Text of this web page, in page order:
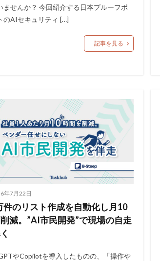
ませんか？ 今回紹介する日本プルーフポ
のAIセキュリティ […]
記事を見る
年7月22日
件のリスト作成を自動化し月10
減。”AI市民開発”で現場の自走
やCopilotを導入したものの、「操作や